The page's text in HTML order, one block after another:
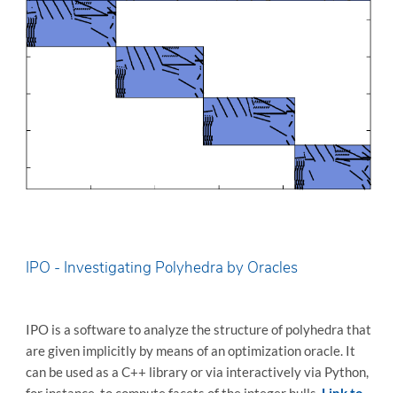
IPO - Investigating Polyhedra by Oracles
IPO is a software to analyze the structure of polyhedra that
are given implicitly by means of an optimization oracle. It
can be used as a C++ library or via interactively via Python,